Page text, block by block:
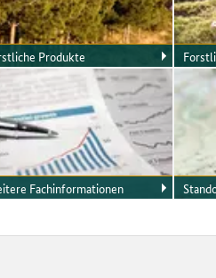
Produkte
bundesweite Präsenz
Ihnen kurze Wege,
es um den Erwerb von
und forstwirtschaftlichen
sowie von Holz
Jagd- oder
geht.
Hier
Ihren
Fachinformationen
Links zur Verfügung